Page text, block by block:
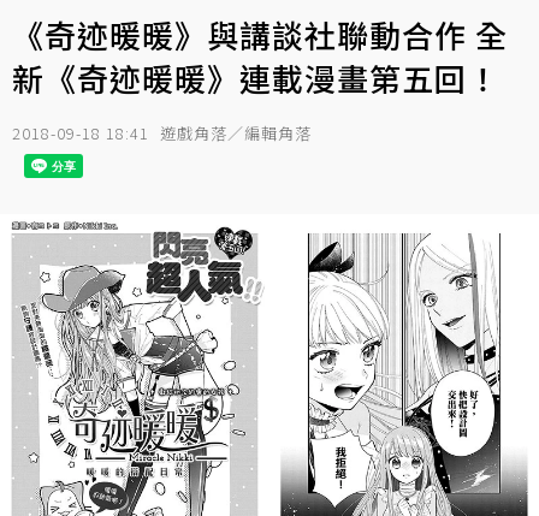
《奇迹暖暖》與講談社聯動合作 全
新《奇迹暖暖》連載漫畫第五回！
2018-09-18 18:41 遊戲角落／編輯角落